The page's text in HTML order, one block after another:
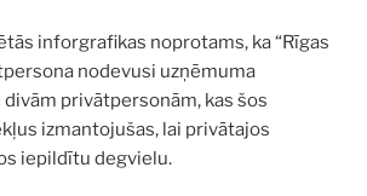
inforgrafikas noprotams, ka “Rīgas
nodevusi uzņēmuma
privātpersonām, kas šos
izmantojušas, lai privātajos
iepildītu degvielu.